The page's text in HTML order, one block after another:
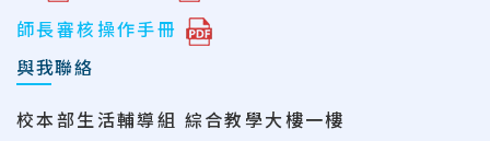
師長審核操作手冊
與我聯絡
校本部生活輔導組 綜合教學大樓一樓